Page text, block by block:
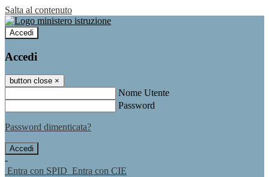
Salta al contenuto
Accedi
Accedi
button close ×
Nome Utente
Password
Password dimenticata?
-
Entra con SPID Entra con CIE